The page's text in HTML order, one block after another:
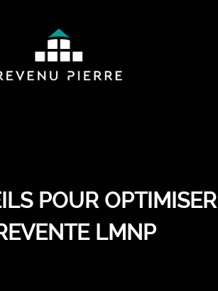
POUR OPTIMISER
LMNP